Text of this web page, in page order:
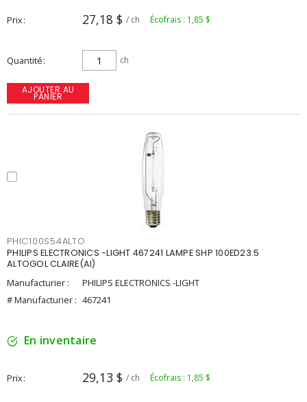
Prix 27,18 $ / ch Écofrais : 1,85 $
Quantité ch
AJOUTER AU
PANIER
PHIC100S54ALTO
PHILIPS ELECTRONICS -LIGHT 467241 LAMPE SHP 100ED23.5
ALTOGOL CLAIRE(AI)
Manufacturier :
PHILIPS ELECTRONICS -LIGHT
# Manufacturier : 467241
En inventaire
Prix 29,13 $ / ch Écofrais : 1,85 $